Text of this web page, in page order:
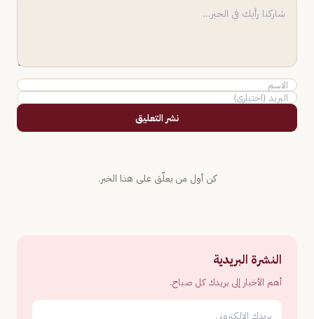
نشر التعليق
كن أول من يعلّق على هذا الخبر.
النشرة البريدية
أهم الأخبار إلى بريدك كل صباح.